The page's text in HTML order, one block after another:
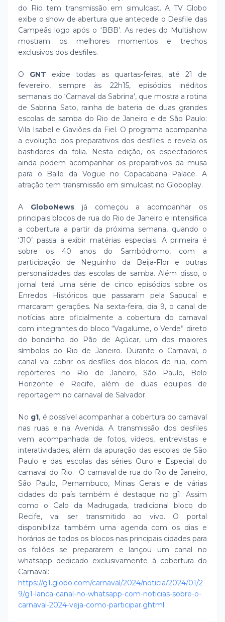
do Rio tem transmissão em simulcast. A TV Globo
exibe o show de abertura que antecede o Desfile das
Campeãs logo após o ‘BBB’. As redes do Multishow
mostram os melhores momentos e trechos
exclusivos dos desfiles.
O GNT exibe todas as quartas-feiras, até 21 de
fevereiro, sempre às 22h15, episódios inéditos
semanais do ‘Carnaval da Sabrina’, que mostra a rotina
de Sabrina Sato, rainha de bateria de duas grandes
escolas de samba do Rio de Janeiro e de São Paulo:
Vila Isabel e Gaviões da Fiel. O programa acompanha
a evolução dos preparativos dos desfiles e revela os
bastidores da folia. Nesta edição, os espectadores
ainda podem acompanhar os preparativos da musa
para o Baile da Vogue no Copacabana Palace. A
atração tem transmissão em simulcast no Globoplay.
A GloboNewsjá começou a acompanhar os
principais blocos de rua do Rio de Janeiro e intensifica
a cobertura a partir da próxima semana, quando o
‘J10’ passa a exibir matérias especiais. A primeira é
sobre os 40 anos do Sambódromo, com a
participação de Neguinho da Beija-Flor e outras
personalidades das escolas de samba. Além disso, o
jornal terá uma série de cinco episódios sobre os
Enredos Históricos que passaram pela Sapucaí e
marcaram gerações. Na sexta-feira, dia 9, o canal de
notícias abre oficialmente a cobertura do carnaval
com integrantes do bloco “Vagalume, o Verde” direto
do bondinho do Pão de Açúcar, um dos maiores
símbolos do Rio de Janeiro. Durante o Carnaval, o
canal vai cobrir os desfiles dos blocos de rua, com
repórteres no Rio de Janeiro, São Paulo, Belo
Horizonte e Recife, além de duas equipes de
reportagem no carnaval de Salvador.
No g1, é possível acompanhar a cobertura do carnaval
nas ruas e na Avenida. A transmissão dos desfiles
vem acompanhada de fotos, vídeos, entrevistas e
interatividades, além da apuração das escolas de São
Paulo e das escolas das séries Ouro e Especial do
carnaval do Rio. O carnaval de rua do Rio de Janeiro,
São Paulo, Pernambuco, Minas Gerais e de várias
cidades do país também é destaque no g1. Assim
como o Galo da Madrugada, tradicional bloco do
Recife, vai ser transmitido ao vivo. O portal
disponibiliza também uma agenda com os dias e
horários de todos os blocos nas principais cidades para
os foliões se prepararem e lançou um canal no
whatsapp dedicado exclusivamente à cobertura do
Carnaval:
https://g1.globo.com/carnaval/2024/noticia/2024/01/2
9/g1-lanca-canal-no-whatsapp-com-noticias-sobre-o-
carnaval-2024-veja-como-participar.ghtml